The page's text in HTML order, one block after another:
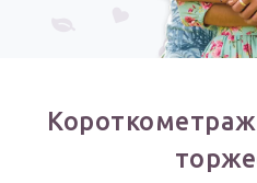
Все родственники